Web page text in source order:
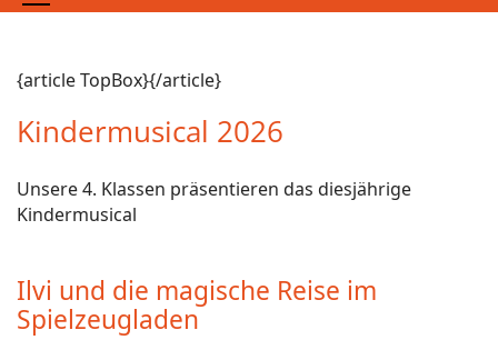
{article TopBox}{/article}
Kindermusical 2026
Unsere 4. Klassen präsentieren das diesjährige
Kindermusical
Ilvi und die magische Reise im
Spielzeugladen